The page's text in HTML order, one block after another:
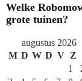
Welke
grote tuinen?
augustus 2026
M D W D V Z
1